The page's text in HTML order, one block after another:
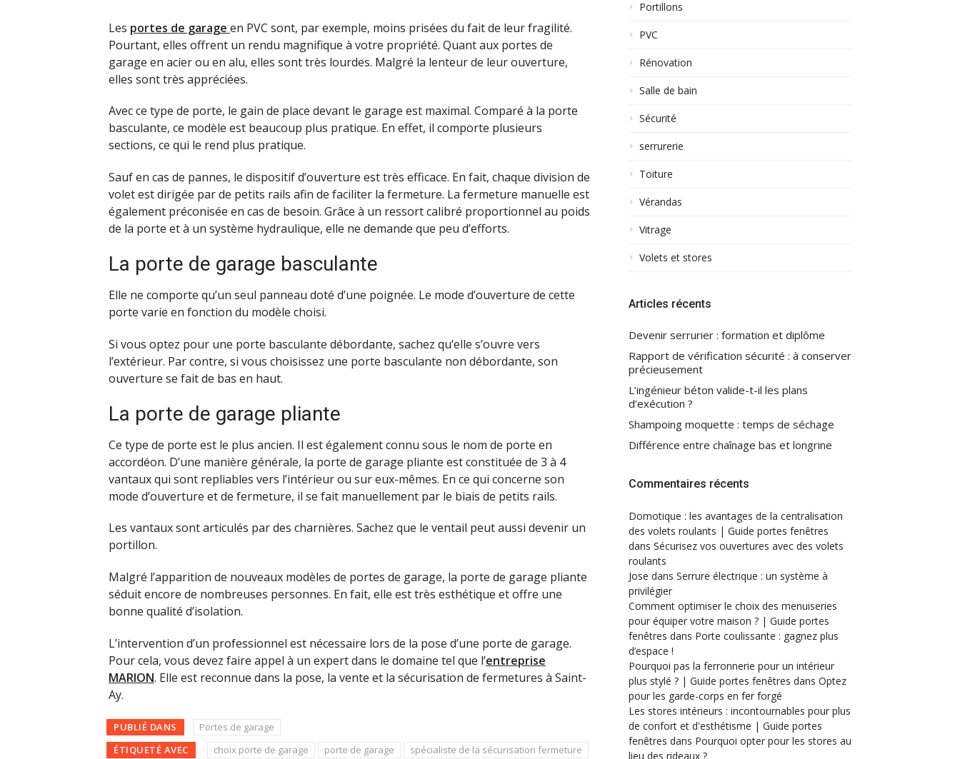
Les portes de garage en PVC sont, par exemple, moins prisées du fait de leur fragilité.
Pourtant, elles offrent un rendu magnifique à votre propriété. Quant aux portes de
garage en acier ou en alu, elles sont très lourdes. Malgré la lenteur de leur ouverture,
elles sont très appréciées.
Avec ce type de porte, le gain de place devant le garage est maximal. Comparé à la porte
basculante, ce modèle est beaucoup plus pratique. En effet, il comporte plusieurs
sections, ce qui le rend plus pratique.
Sauf en cas de pannes, le dispositif d’ouverture est très efficace. En fait, chaque division de
volet est dirigée par de petits rails afin de faciliter la fermeture. La fermeture manuelle est
également préconisée en cas de besoin. Grâce à un ressort calibré proportionnel au poids
de la porte et à un système hydraulique, elle ne demande que peu d’efforts.
La porte de garage basculante
Elle ne comporte qu’un seul panneau doté d’une poignée. Le mode d’ouverture de cette
porte varie en fonction du modèle choisi.
Si vous optez pour une porte basculante débordante, sachez qu’elle s’ouvre vers
l’extérieur. Par contre, si vous choisissez une porte basculante non débordante, son
ouverture se fait de bas en haut.
La porte de garage pliante
Ce type de porte est le plus ancien. Il est également connu sous le nom de porte en
accordéon. D’une manière générale, la porte de garage pliante est constituée de 3 à 4
vantaux qui sont repliables vers l’intérieur ou sur eux-mêmes. En ce qui concerne son
mode d’ouverture et de fermeture, il se fait manuellement par le biais de petits rails.
Les vantaux sont articulés par des charnières. Sachez que le ventail peut aussi devenir un
portillon.
Malgré l’apparition de nouveaux modèles de portes de garage, la porte de garage pliante
séduit encore de nombreuses personnes. En fait, elle est très esthétique et offre une
bonne qualité d’isolation.
L’intervention d’un professionnel est nécessaire lors de la pose d’une porte de garage.
Pour cela, vous devez faire appel à un expert dans le domaine tel que l’entreprise
MARION. Elle est reconnue dans la pose, la vente et la sécurisation de fermetures à Saint-
Ay.
PUBLIÉ DANS
Portes de garage
ÉTIQUETÉ AVEC
choix porte de garage porte de garage spécialiste de la sécurisation fermeture
Portillons
PVC
Rénovation
Salle de bain
Sécurité
serrurerie
Toiture
Vérandas
Vitrage
Volets et stores
Articles récents
Devenir serrurier : formation et diplôme
Rapport de vérification sécurité : à conserver
précieusement
L’ingénieur béton valide-t-il les plans
d’exécution ?
Shampoing moquette : temps de séchage
Différence entre chaînage bas et longrine
Commentaires récents
Domotique : les avantages de la centralisation
des volets roulants | Guide portes fenêtres
dans Sécurisez vos ouvertures avec des volets
roulants
Jose dans Serrure électrique : un système à
privilégier
Comment optimiser le choix des menuiseries
pour équiper votre maison ? | Guide portes
fenêtres dans Porte coulissante : gagnez plus
d’espace !
Pourquoi pas la ferronnerie pour un intérieur
plus stylé ? | Guide portes fenêtres dans Optez
pour les garde-corps en fer forgé
Les stores intérieurs : incontournables pour plus
de confort et d'esthétisme | Guide portes
fenêtres dans Pourquoi opter pour les stores au
lieu des rideaux ?